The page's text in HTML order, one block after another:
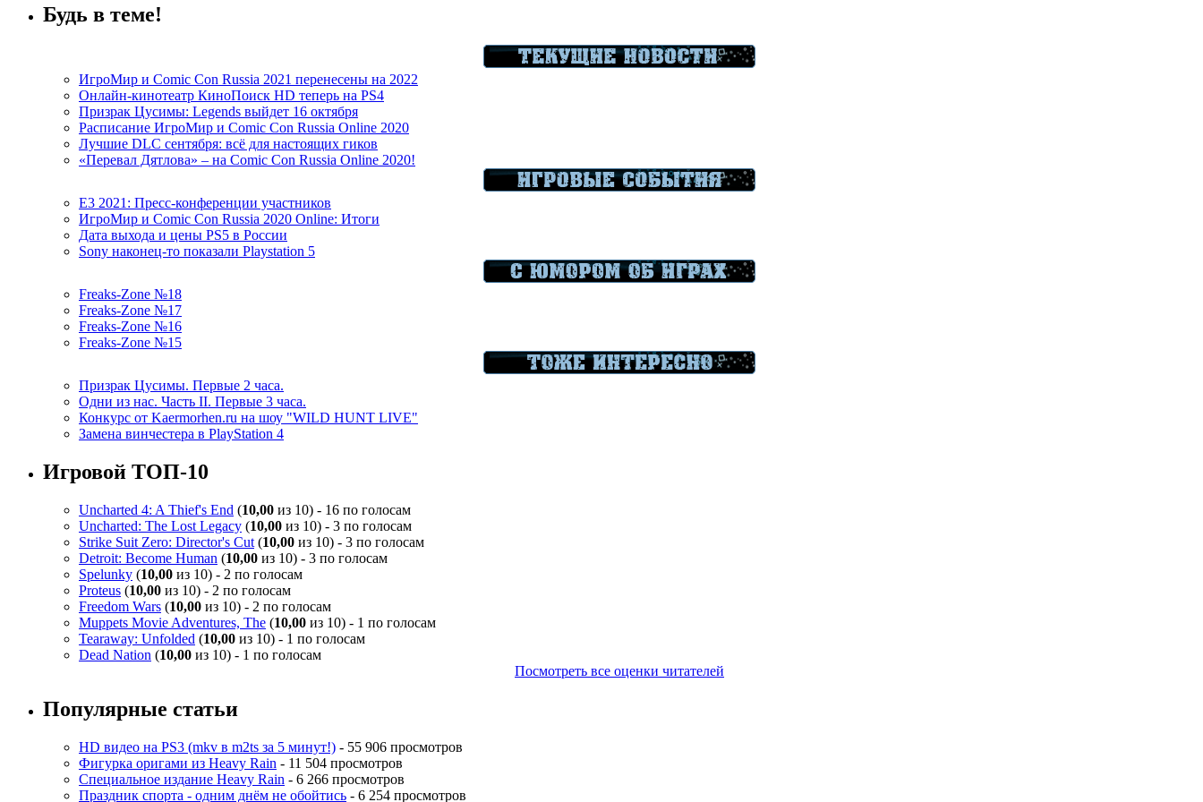
Будь в теме!
ИгроМир и Comic Con Russia 2021 перенесены на 2022
Онлайн-кинотеатр КиноПоиск HD теперь на PS4
Призрак Цусимы: Legends выйдет 16 октября
Расписание ИгроМир и Comic Con Russia Online 2020
Лучшие DLC сентября: всё для настоящих гиков
«Перевал Дятлова» – на Comic Con Russia Online 2020!
E3 2021: Пресс-конференции участников
ИгроМир и Comic Con Russia 2020 Online: Итоги
Дата выхода и цены PS5 в России
Sony наконец-то показали Playstation 5
Freaks-Zone №18
Freaks-Zone №17
Freaks-Zone №16
Freaks-Zone №15
Призрак Цусимы. Первые 2 часа.
Одни из нас. Часть II. Первые 3 часа.
Конкурс от Kaermorhen.ru на шоу "WILD HUNT LIVE"
Замена винчестера в PlayStation 4
Игровой ТОП-10
Uncharted 4: A Thief's End (10,00 из 10) - 16 по голосам
Uncharted: The Lost Legacy (10,00 из 10) - 3 по голосам
Strike Suit Zero: Director's Cut (10,00 из 10) - 3 по голосам
Detroit: Become Human (10,00 из 10) - 3 по голосам
Spelunky (10,00 из 10) - 2 по голосам
Proteus (10,00 из 10) - 2 по голосам
Freedom Wars (10,00 из 10) - 2 по голосам
Muppets Movie Adventures, The (10,00 из 10) - 1 по голосам
Tearaway: Unfolded (10,00 из 10) - 1 по голосам
Dead Nation (10,00 из 10) - 1 по голосам
Посмотреть все оценки читателей
Популярные статьи
HD видео на PS3 (mkv в m2ts за 5 минут!) - 55 906 просмотров
Фигурка оригами из Heavy Rain - 11 504 просмотров
Специальное издание Heavy Rain - 6 266 просмотров
Праздник спорта - одним днём не обойтись - 6 254 просмотров